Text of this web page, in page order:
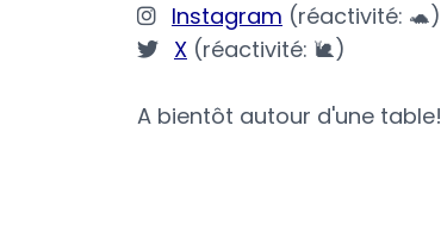
Instagram (réactivité: 🐢)
X (réactivité: 🐌)
A bientôt autour d'une table!